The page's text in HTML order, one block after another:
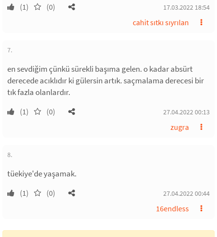
(1) (0) 17.03.2022 18:54
cahit sıtkı sıyrılan
7.
en sevdiğim çünkü sürekli başıma gelen. o kadar absürt
derecede acıklıdır ki gülersin artık. saçmalama derecesi bir
tık fazla olanlardır.
(1) (0) 27.04.2022 00:13
zugra
8.
tüekiye'de yaşamak.
(1) (0) 27.04.2022 00:44
16endless